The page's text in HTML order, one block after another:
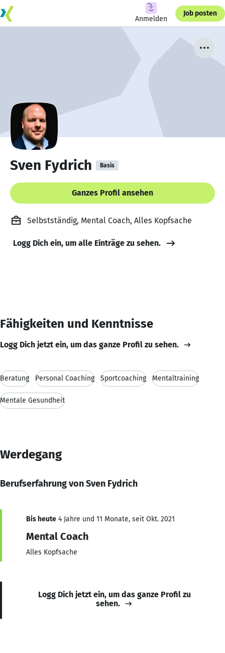
Anmelden
Job posten
Sven Fydrich Basis
Ganzes Profil ansehen
Selbstständig, Mental Coach, Alles Kopfsache
Logg Dich ein, um alle Einträge zu sehen.
Fähigkeiten und Kenntnisse
Logg Dich jetzt ein, um das ganze Profil zu sehen.
Beratung Personal Coaching Sportcoaching Mentaltraining
Mentale Gesundheit
Werdegang
Berufserfahrung von Sven Fydrich
Bis heute 4 Jahre und 11 Monate, seit Okt. 2021
Mental Coach
Alles Kopfsache
Logg Dich jetzt ein, um das ganze Profil zu
sehen.